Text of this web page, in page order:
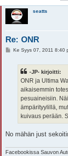
seatts
Re: ONR
VKe Syys 07, 2011 8:40
-JP- kirjoitti:
ONR ja Ultima
aikaisemmin
pesuaineisiin.
ämpärityylillä,
kuivaus perään.
No mähän just
Facebookissa Sauvon